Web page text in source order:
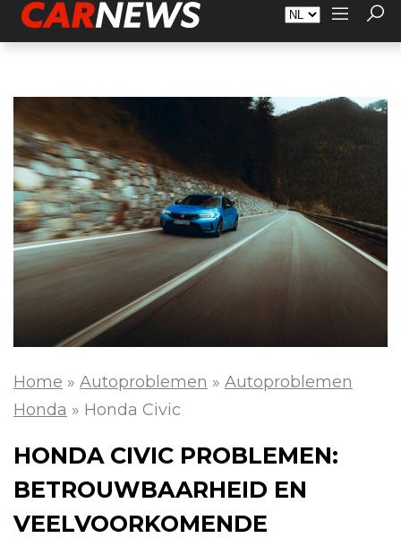
Adverteren Over Carnews.nl Contact
Home » Autoproblemen » Autoproblemen
Honda » Honda Civic
HONDA CIVIC PROBLEMEN:
BETROUWBAARHEID EN
VEELVOORKOMENDE